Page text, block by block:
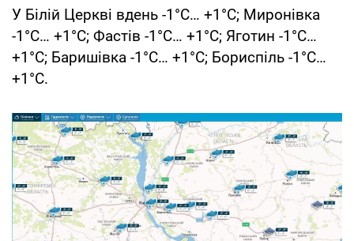
У Білій Церкві вдень -1°С… +1°С; Миронівка
-1°С… +1°С; Фастів -1°С… +1°С; Яготин -1°С…
+1°С; Баришівка -1°С… +1°С; Бориспіль -1°С…
+1°С.